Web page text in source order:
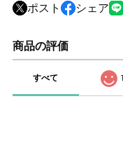
ポスト シェア
商品の評価
すべて 1